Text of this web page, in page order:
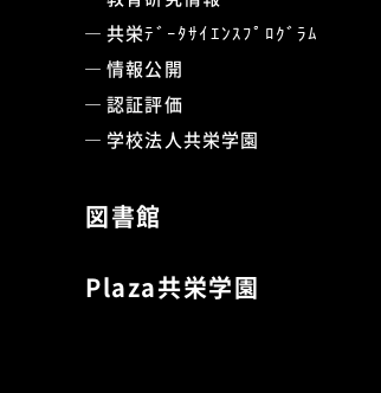
共栄ﾃﾞｰﾀｻｲｴﾝｽﾌﾟﾛｸﾞﾗﾑ
情報公開
認証評価
学校法人共栄学園
図書館
Plaza共栄学園